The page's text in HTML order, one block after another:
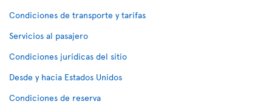
Condiciones de transporte y tarifas
Servicios al pasajero
Condiciones jurídicas del sitio
Desde y hacia Estados Unidos
Condiciones de reserva